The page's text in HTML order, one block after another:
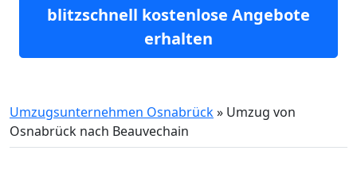
blitzschnell kostenlose Angebote
erhalten
Umzugsunternehmen Osnabrück» Umzug von
Osnabrück nach Beauvechain